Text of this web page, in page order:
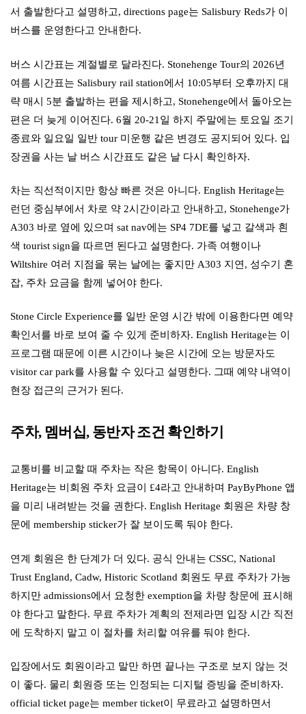
서 출발한다고 설명하고, directions page는 Salisbury Reds가 이
버스를 운영한다고 안내한다.
버스 시간표는 계절별로 달라진다. Stonehenge Tour의 2026년
여름 시간표는 Salisbury rail station에서 10:05부터 오후까지 대
략 매시 5분 출발하는 편을 제시하고, Stonehenge에서 돌아오는
편은 더 늦게 이어진다. 6월 20-21일 하지 주말에는 토요일 조기
종료와 일요일 일반 tour 미운행 같은 변경도 공지되어 있다. 입
장권을 사는 날 버스 시간표도 같은 날 다시 확인하자.
차는 직선적이지만 항상 빠른 것은 아니다. English Heritage는
런던 중심부에서 차로 약 2시간이라고 안내하고, Stonehenge가
A303 바로 옆에 있으며 sat nav에는 SP4 7DE를 넣고 갈색과 흰
색 tourist sign을 따르면 된다고 설명한다. 가족 여행이나
Wiltshire 여러 지점을 묶는 날에는 좋지만 A303 지연, 성수기 혼
잡, 주차 요금을 함께 넣어야 한다.
Stone Circle Experience를 일반 운영 시간 밖에 이용한다면 예약
확인서를 바로 보여 줄 수 있게 준비하자. English Heritage는 이
프로그램 때문에 이른 시간이나 늦은 시간에 오는 방문자도
visitor car park를 사용할 수 있다고 설명한다. 그때 예약 내역이
현장 접근의 근거가 된다.
주차, 멤버십, 동반자 조건 확인하기
교통비를 비교할 때 주차는 작은 항목이 아니다. English
Heritage는 비회원 주차 요금이 £4라고 안내하며 PayByPhone 앱
을 미리 내려받는 것을 권한다. English Heritage 회원은 차량 창
문에 membership sticker가 잘 보이도록 둬야 한다.
연계 회원은 한 단계가 더 있다. 공식 안내는 CSSC, National
Trust England, Cadw, Historic Scotland 회원도 무료 주차가 가능
하지만 admissions에서 요청한 exemption을 차량 창문에 표시해
야 한다고 말한다. 무료 주차가 계획의 전제라면 입장 시간 직전
에 도착하지 말고 이 절차를 처리할 여유를 둬야 한다.
입장에서도 회원이라고 말만 하면 끝나는 구조로 보지 않는 것
이 좋다. 물리 회원증 또는 인정되는 디지털 증빙을 준비하자.
official ticket page는 member ticket이 무료라고 설명하면서